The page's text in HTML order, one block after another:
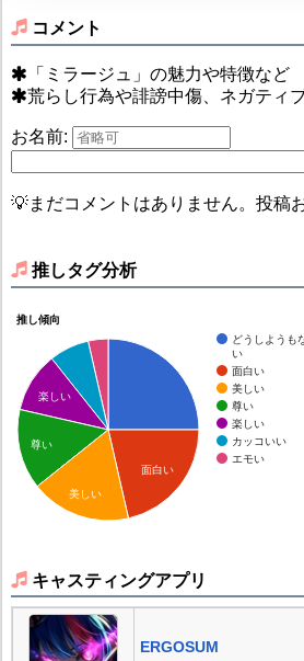
コメント
「ミラージュ」の魅力や特徴など
荒らし行為や誹謗中傷、ネガティ
お名前:
💡まだコメントはありません。投稿
推しタグ分析
推し傾向
どうしようも
い
面白い
美しい
尊い
楽しい
カッコいい
エモい
面白い
楽しい
尊い
美しい
キャスティングアプリ
ERGOSUM